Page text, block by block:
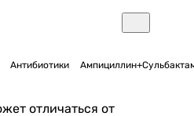
Антибиотики
отличаться от